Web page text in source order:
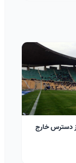
دسترس خارج